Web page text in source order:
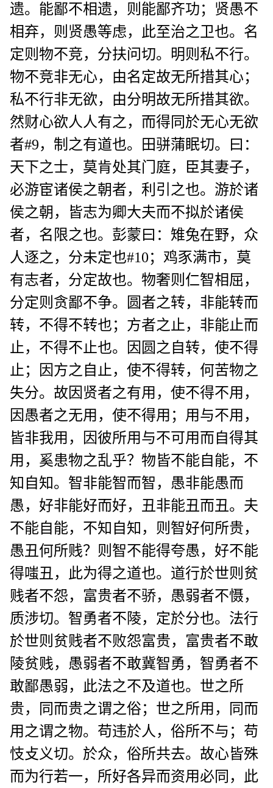
遗。能鄙不相遗，则能鄙齐功；贤愚不
相弃，则贤愚等虑，此至治之卫也。名
定则物不竞，分扶问切。明则私不行。
物不竞非无心，由名定故无所措其心；
私不行非无欲，由分明故无所措其欲。
然财心欲人人有之，而得同於无心无欲
者#9，制之有道也。田骈蒲眠切。曰：
天下之士，莫肯处其门庭，臣其妻子，
必游宦诸侯之朝者，利引之也。游於诸
侯之朝，皆志为卿大夫而不拟於诸侯
者，名限之也。彭蒙曰：雉兔在野，众
人逐之，分未定也#10；鸡豕满市，莫
有志者，分定故也。物奢则仁智相屈，
分定则贪鄙不争。圆者之转，非能转而
转，不得不转也；方者之止，非能止而
止，不得不止也。因圆之自转，使不得
止；因方之自止，使不得转，何苦物之
失分。故因贤者之有用，使不得不用，
因愚者之无用，使不得用；用与不用，
皆非我用，因彼所用与不可用而自得其
用，奚患物之乱乎？物皆不能自能，不
知自知。智非能智而智，愚非能愚而
愚，好非能好而好，丑非能丑而丑。夫
不能自能，不知自知，则智好何所贵，
愚丑何所贱？则智不能得夸愚，好不能
得嗤丑，此为得之道也。道行於世则贫
贱者不怨，富贵者不骄，愚弱者不慑，
质涉切。智勇者不陵，定於分也。法行
於世则贫贱者不败怨富贵，富贵者不敢
陵贫贱，愚弱者不敢冀智勇，智勇者不
敢鄙愚弱，此法之不及道也。世之所
贵，同而贵之谓之俗；世之所用，同而
用之谓之物。苟违於人，俗所不与；苟
忮攴义切。於众，俗所共去。故心皆殊
而为行若一，所好各异而资用必同，此